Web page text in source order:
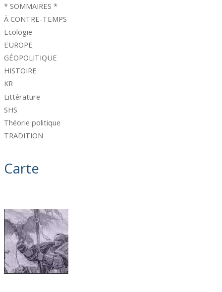
* SOMMAIRES *
À CONTRE-TEMPS
Ecologie
EUROPE
GÉOPOLITIQUE
HISTOIRE
KR
Littérature
SHS
Théorie politique
TRADITION
Carte